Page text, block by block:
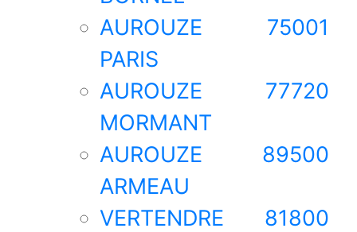
AUROUZE 75001
PARIS
AUROUZE 77720
MORMANT
AUROUZE 89500
ARMEAU
VERTENDRE 81800